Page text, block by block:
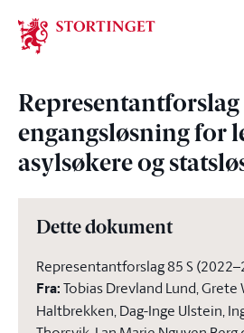
Stortinget.no
engangsløsning for
asylsøkere og
Dette dokument
Representantforslag 85 S
Fra:Tobias Drevland Lund, Grete
Haltbrekken, Dag-Inge Ulstein,